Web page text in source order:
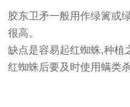
胶东卫矛一般用作绿篱或
很高。
缺点是容易起红蜘蛛,种植
红蜘蛛后要及时使用螨类杀